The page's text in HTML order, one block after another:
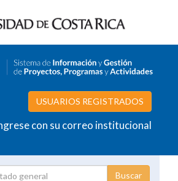
USUARIOS REGISTRADOS
con su correo institucional